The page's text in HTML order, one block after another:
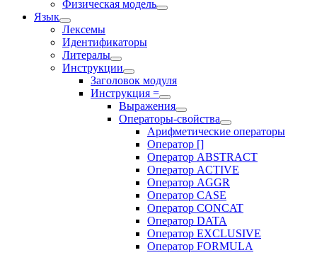
Физическая модель
Язык
Лексемы
Идентификаторы
Литералы
Инструкции
Заголовок модуля
Инструкция =
Выражения
Операторы-свойства
Арифметические операторы
Оператор []
Оператор ABSTRACT
Оператор ACTIVE
Оператор AGGR
Оператор CASE
Оператор CONCAT
Оператор DATA
Оператор EXCLUSIVE
Оператор FORMULA